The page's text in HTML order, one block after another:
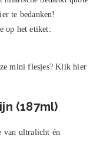
te bedanken!
op het etiket:
mini flesjes? Klik hier
(187ml)
van ultralicht én